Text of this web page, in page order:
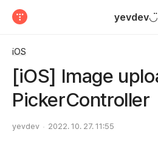
yevdev◡̈
iOS
[iOS] Image
PickerController
yevdev 2022. 10. 27. 11:55